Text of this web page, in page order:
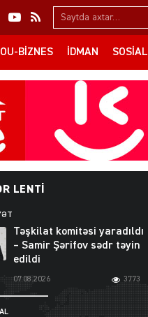
Search…
BIZNES İDMAN SOSIAL
LENTI
Təşkilat komitəsi yaradıldı
– Samir Şərifov sədr təyin
edildi
07.08.2026 3773